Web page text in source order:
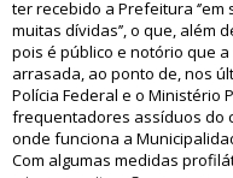
ter recebido a Prefeitura
muitas dívidas’’, o que,
pois é público e notório que
arrasada, ao ponto de, nos
Polícia Federal e o Ministério
frequentadores assíduos do
onde funciona a
Com algumas medidas